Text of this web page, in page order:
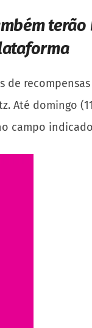
Até domingo
campo